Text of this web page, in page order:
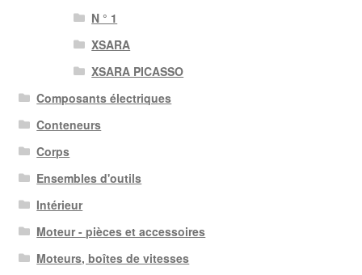
N ° 1
XSARA
XSARA PICASSO
Composants électriques
Conteneurs
Corps
Ensembles d'outils
Intérieur
Moteur - pièces et accessoires
Moteurs, boîtes de vitesses